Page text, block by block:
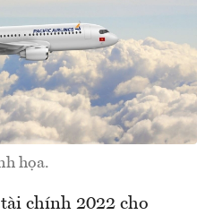
họa.
chính 2022 cho